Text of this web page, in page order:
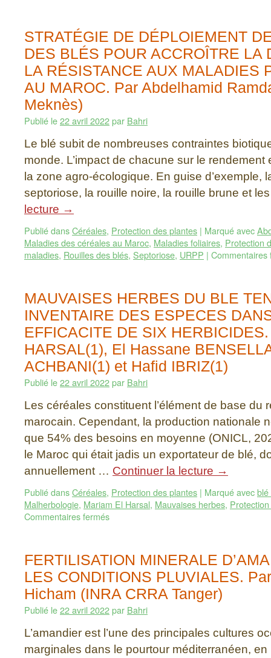
STRATÉGIE DE DÉPLOIEMENT
DES BLÉS POUR ACCROÎTRE LA
LA RÉSISTANCE AUX MALADIES
AU MAROC. Par Abdelhamid
Meknès)
Publié le22 avril 2022par Bahri
Le blé subit de nombreuses contraintes
monde. L’impact de chacune sur le
la zone agro-écologique. En guise d’exemple,
septoriose, la rouille noire, la rouille brune et
lecture →
Publié dansCéréales, Protection des plantes | Marqué avec
Maladies des céréales au Maroc, Maladies foliaires, Protection
maladies, Rouilles des blés, Septoriose, URPP | Commentaires
MAUVAISES HERBES DU BLE
INVENTAIRE DES ESPECES
EFFICACITE DE SIX
HARSAL(1), El Hassane
ACHBANI(1) et Hafid IBRIZ(1)
Publié le22 avril 2022par Bahri
Les céréales constituent l’élément de base du
marocain. Cependant, la production nationale
que 54% des besoins en moyenne (ONICL,
le Maroc qui était jadis un exportateur de blé,
annuellement … Continuer la lecture →
Publié dansCéréales, Protection des plantes | Marqué avecblé
Malherbologie, Mariam El Harsal, Mauvaises herbes,
Commentaires fermés
FERTILISATION MINERALE
LES CONDITIONS PLUVIALES.
Hicham (INRA CRRA Tanger)
Publié le22 avril 2022par Bahri
L’amandier est l’une des principales cultures
marginales dans le pourtour méditerranéen,